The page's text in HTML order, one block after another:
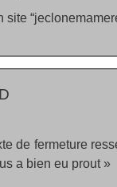
site
de fermeture
a bien eu prout »